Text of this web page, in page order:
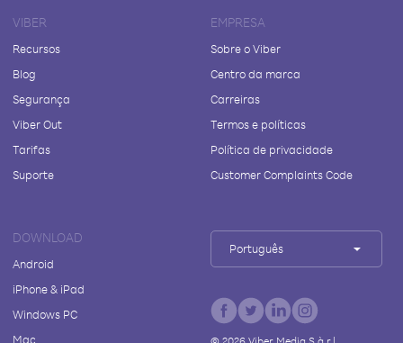
VIBER
Recursos
Blog
Segurança
Viber Out
Tarifas
Suporte
EMPRESA
Sobre o Viber
Centro da marca
Carreiras
Termos e políticas
Política de privacidade
Customer Complaints Code
DOWNLOAD
Android
iPhone & iPad
Windows PC
Mac
Português